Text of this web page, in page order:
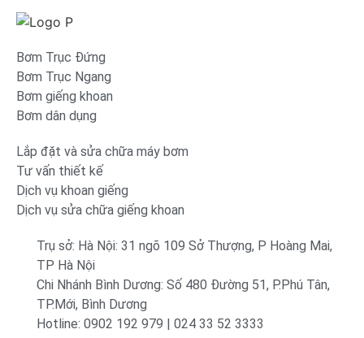
Bơm Trục Đứng
Bơm Trục Ngang
Bơm giếng khoan
Bơm dân dụng
Lắp đặt và sửa chữa máy bơm
Tư vấn thiết kế
Dịch vụ khoan giếng
Dịch vụ sửa chữa giếng khoan
Trụ sở: Hà Nội: 31 ngõ 109 Sở Thượng, P Hoàng Mai,
TP Hà Nội
Chi Nhánh Bình Dương: Số 480 Đường 51, P.Phú Tân,
TP.Mới, Bình Dương
Hotline: 0902 192 979 | 024 33 52 3333